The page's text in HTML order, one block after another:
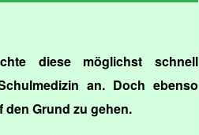
diese möglichst schnell
an. Doch ebenso
Grund zu gehen.